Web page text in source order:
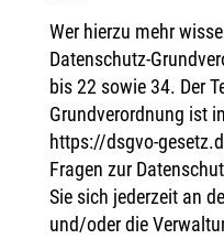
Wer hierzu mehr
Datenschutz-
bis 22 sowie 34. Der
Grundverordnung ist
https://dsgvo-
Fragen zur
Sie sich jederzeit an
und/oder die